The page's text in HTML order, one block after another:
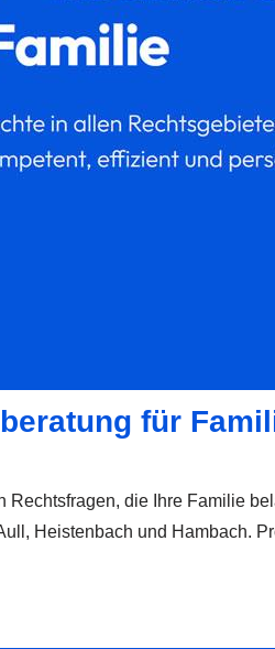
für
Rechtsfragen, die Ihre Familie
Heistenbach und Hambach.